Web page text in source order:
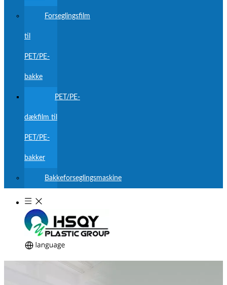
Forseglingsfilm
til
PET/PE-
bakke
PET/PE-
dækfilm til
PET/PE-
bakker
Bakkeforseglingsmaskine